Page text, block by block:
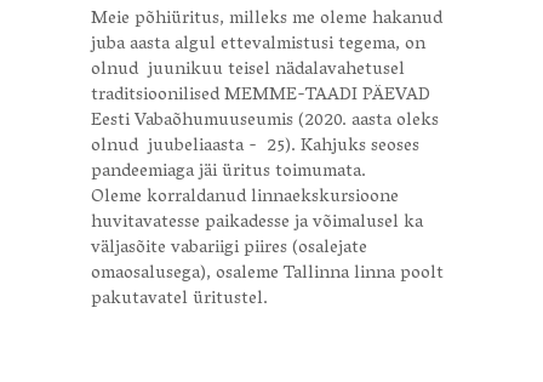
Meie põhiüritus, milleks me oleme hakanud
juba aasta algul ettevalmistusi tegema, on
olnud juunikuu teisel nädalavahetusel
traditsioonilised MEMME-TAADI PÄEVAD
Eesti Vabaõhumuuseumis (2020. aasta oleks
olnud juubeliaasta - 25). Kahjuks seoses
pandeemiaga jäi üritus toimumata.
Oleme korraldanud linnaekskursioone
huvitavatesse paikadesse ja võimalusel ka
väljasõite vabariigi piires (osalejate
omaosalusega), osaleme Tallinna linna poolt
pakutavatel üritustel.